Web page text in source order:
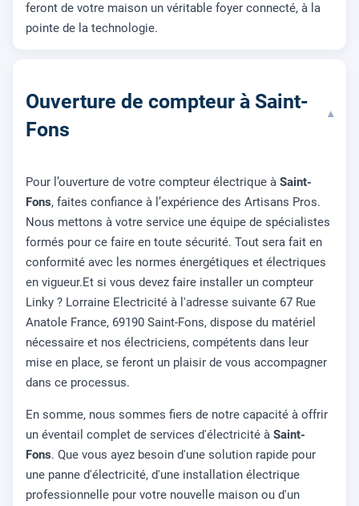
feront de votre maison un véritable foyer connecté, à la
pointe de la technologie.
Ouverture de compteur à Saint-
Fons
▾
Pour l’ouverture de votre compteur électrique à Saint-
Fons, faites confiance à l’expérience des Artisans Pros.
Nous mettons à votre service une équipe de spécialistes
formés pour ce faire en toute sécurité. Tout sera fait en
conformité avec les normes énergétiques et électriques
en vigueur.Et si vous devez faire installer un compteur
Linky ? Lorraine Electricité à l'adresse suivante 67 Rue
Anatole France, 69190 Saint-Fons, dispose du matériel
nécessaire et nos électriciens, compétents dans leur
mise en place, se feront un plaisir de vous accompagner
dans ce processus.
En somme, nous sommes fiers de notre capacité à offrir
un éventail complet de services d'électricité à Saint-
Fons. Que vous ayez besoin d'une solution rapide pour
une panne d'électricité, d'une installation électrique
professionnelle pour votre nouvelle maison ou d'un